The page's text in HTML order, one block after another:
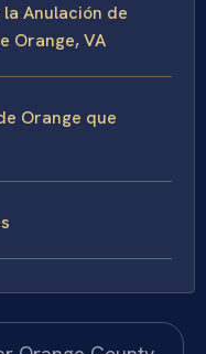
Anulación de
Orange, VA
Orange que